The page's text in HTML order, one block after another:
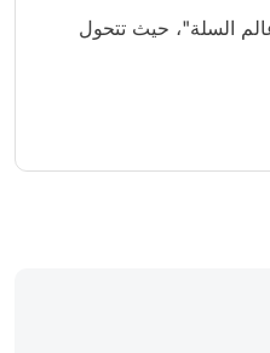
السلة"، حيث تتحول